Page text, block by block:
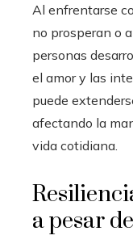
Al enfrentarse
no prosperan o
personas
el amor y las
puede
afectando la
vida cotidiana.
a pesar